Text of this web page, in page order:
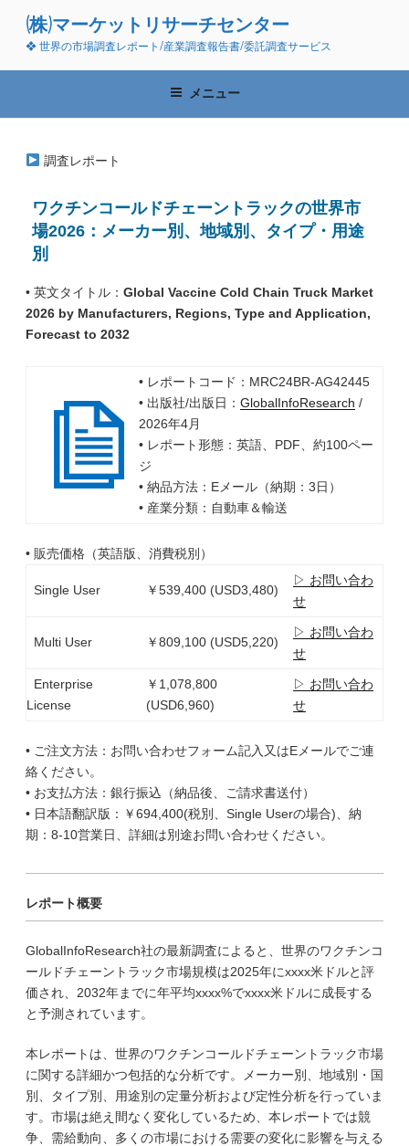
ン
(株)マーケットリサーチセンター
❖ 世界の市場調査レポート/産業調査報告書/委託調査サービス
メニュー
調査レポート
ワクチンコールドチェーントラックの世界市
場2026：メーカー別、地域別、タイプ・用途
別
• 英文タイトル： Global Vaccine Cold Chain Truck Market
2026 by Manufacturers, Regions, Type and Application,
Forecast to 2032
• レポートコード：MRC24BR-AG42445
• 出版社/出版日： GlobalInfoResearch /
2026年4月
• レポート形態：英語、PDF、約100ペー
ジ
• 納品方法：Eメール（納期：3日）
• 産業分類：自動車＆輸送
• 販売価格（英語版、消費税別）
Single User ￥539,400 (USD3,480)
▷ お問い合わ
せ
Multi User ￥809,100 (USD5,220)
▷ お問い合わ
せ
Enterprise
License
￥1,078,800
(USD6,960)
▷ お問い合わ
せ
• ご注文方法：お問い合わせフォーム記入又はEメールでご連
絡ください。
• お支払方法：銀行振込（納品後、ご請求書送付）
• 日本語翻訳版：￥694,400(税別、Single Userの場合)、納
期：8-10営業日、詳細は別途お問い合わせください。
レポート概要
GlobalInfoResearch社の最新調査によると、世界のワクチンコ
ールドチェーントラック市場規模は2025年にxxxx米ドルと評
価され、2032年までに年平均xxxx%でxxxx米ドルに成長する
と予測されています。
本レポートは、世界のワクチンコールドチェーントラック市場
に関する詳細かつ包括的な分析です。メーカー別、地域別・国
別、タイプ別、用途別の定量分析および定性分析を行っていま
す。市場は絶え間なく変化しているため、本レポートでは競
争、需給動向、多くの市場における需要の変化に影響を与える